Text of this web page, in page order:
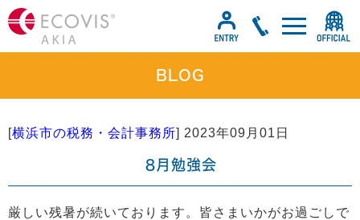
BLOG
[横浜市の税務・会計事務所] 2023年09月01日
８月勉強会
厳しい残暑が続いております。皆さまいかがお過ごしで